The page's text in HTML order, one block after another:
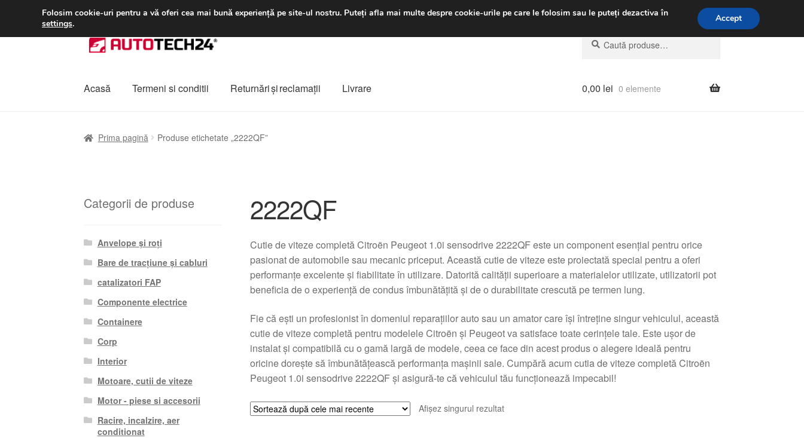
LIVRARE de la 33 lei luni-vineri 9 a.m. - 4 p.m.031 229 6816
Sari
la
Sari
la
Caută
după:
Caută
Acasă Termeni si conditii Returnări şi reclamații Livrare 0,00 lei 0 elemente
Prima pagină Produse etichetate „2222QF”
2222QF
Cutie de viteze completă Citroën Peugeot 1.0i sensodrive 2222QF este un component esențial pentru orice
pasionat de automobile sau mecanic priceput. Această cutie de viteze este proiectată special pentru a oferi
performanțe excelente și fiabilitate în utilizare. Datorită calității superioare a materialelor utilizate, utilizatorii pot
beneficia de o experiență de condus îmbunătățită și de o durabilitate crescută pe termen lung.
Fie că eşti un profesionist în domeniul reparațiilor auto sau un amator care își întreține singur vehiculul, această
cutie de viteze completă pentru modelele Citroën și Peugeot va satisface toate cerințele tale. Este ușor de
instalat și compatibilă cu o gamă largă de modele, ceea ce face din acest produs o alegere ideală pentru
oricine dorește să îmbunătățească performanța mașinii sale. Cumpără acum cutia de viteze completă Citroën
Peugeot 1.0i sensodrive 2222QF și asigură-te că vehiculul tău funcționează impecabil!
Afișez singurul rezultat
Categorii de produse
Anvelope și roți
Bare de tracțiune și cabluri
catalizatori FAP
Componente electrice
Containere
Corp
Interior
Motoare, cutii de viteze
Motor - piese si accesorii
Racire, incalzire, aer
conditionat
Folosim cookie-uri pentru a vă oferi cea mai bună experiență pe site-ul nostru. Puteți afla mai multe despre cookie-urile pe care le folosim sau le puteți dezactiva în
settings. Accept